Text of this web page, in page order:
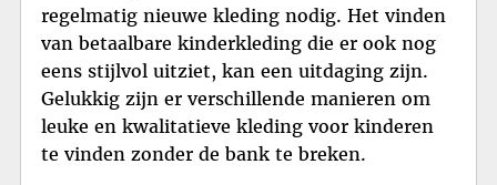
regelmatig nieuwe kleding nodig. Het vinden
van betaalbare kinderkleding die er ook nog
eens stijlvol uitziet, kan een uitdaging zijn.
Gelukkig zijn er verschillende manieren om
leuke en kwalitatieve kleding voor kinderen
te vinden zonder de bank te breken.